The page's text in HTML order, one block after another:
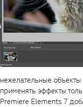
нежелательные
применять эффекты
Premiere Elements 7